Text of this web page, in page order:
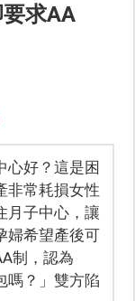
求AA
心好？這是困
非常耗損女性
月子中心，讓
婦希望產後可
制，認為
嗎？」雙方陷